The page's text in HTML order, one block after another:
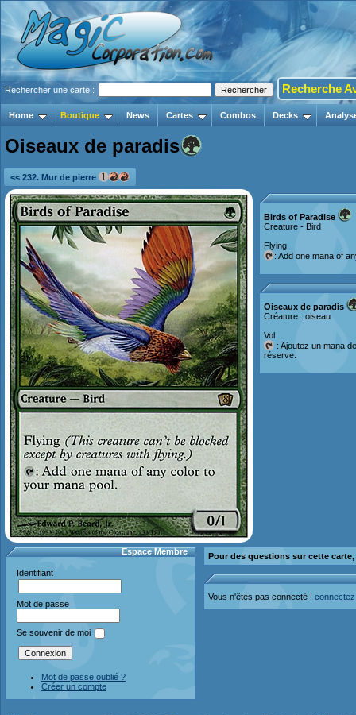
Rechercher une carte : Recherche
Home Boutique News Cartes Combos Decks
Oiseaux de paradis
<< 232. Mur de pierre
Birds of Paradise
Creature - Bird
Flying
: Add one mana of
Oiseaux de paradis
Créature : oiseau
Vol
: Ajoutez un mana
réserve.
Espace Membre
Identifiant
Mot de passe
Se souvenir de moi
Mot de passe oublié ?
Créer un compte
Pour des questions sur cette
Vous n'êtes pas connecté !